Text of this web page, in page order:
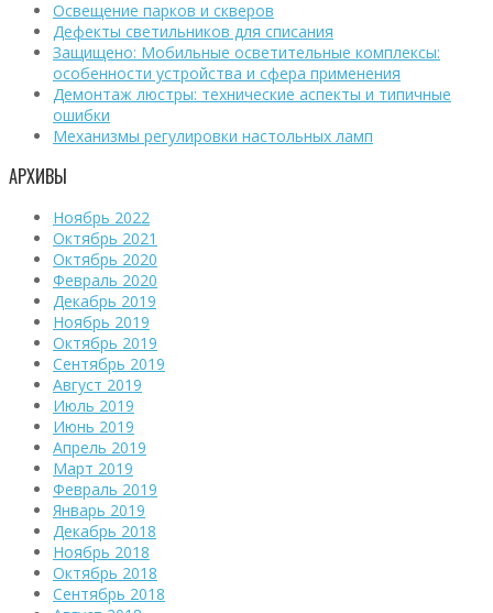
Освещение парков и скверов
Дефекты светильников для списания
Защищено: Мобильные осветительные комплексы:
особенности устройства и сфера применения
Демонтаж люстры: технические аспекты и типичные
ошибки
Механизмы регулировки настольных ламп
АРХИВЫ
Ноябрь 2022
Октябрь 2021
Октябрь 2020
Февраль 2020
Декабрь 2019
Ноябрь 2019
Октябрь 2019
Сентябрь 2019
Август 2019
Июль 2019
Июнь 2019
Апрель 2019
Март 2019
Февраль 2019
Январь 2019
Декабрь 2018
Ноябрь 2018
Октябрь 2018
Сентябрь 2018